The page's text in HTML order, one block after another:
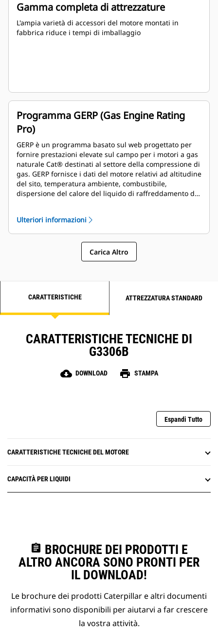
Gamma completa di attrezzature
L'ampia varietà di accessori del motore montati in
fabbrica riduce i tempi di imballaggio
Programma GERP (Gas Engine Rating
Pro)
GERP è un programma basato sul web progettato per
fornire prestazioni elevate sul campo per i motori a gas
naturale Cat® destinati al settore della compressione di
gas. GERP fornisce i dati del motore relativi ad altitudine
del sito, temperatura ambiente, combustibile,
dispersione del calore del liquido di raffreddamento del
Ulteriori informazioni
Carica Altro
CARATTERISTICHE ATTREZZATURA STANDARD
CARATTERISTICHE TECNICHE DI
G3306B
cloud_download DOWNLOAD print STAMPA
Espandi Tutto
CARATTERISTICHE TECNICHE DEL MOTORE
CAPACITÀ PER LIQUIDI
assignment BROCHURE DEI PRODOTTI E
ALTRO ANCORA SONO PRONTI PER
IL DOWNLOAD!
Le brochure dei prodotti Caterpillar e altri documenti
informativi sono disponibili per aiutarvi a far crescere
la vostra attività.